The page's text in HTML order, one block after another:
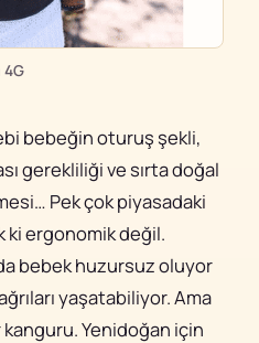
4G
bebeğin oturuş şekli,
gerekliliği ve sırta doğal
Pek çok piyasadaki
ki ergonomik değil.
bebek huzursuz oluyor
yaşatabiliyor. Ama
Yenidoğan için